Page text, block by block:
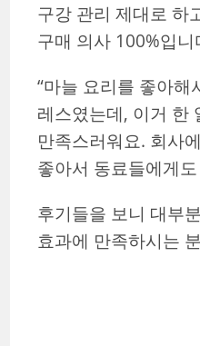
구강 관리 제대로 하
구매 의사 100%입니
“마늘 요리를 좋아해
레스였는데, 이거 한
만족스러워요. 회사
좋아서 동료들에게
후기들을 보니 대부
효과에 만족하시는